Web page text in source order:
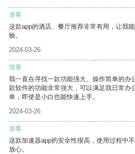
游客
这款app的酒店、餐厅推荐非常有用，让我
验。
2024-03-26
游客
我一直在寻找一款功能强大、操作简单的办
款软件的功能非常强大，可以满足我日常办
单，即使是小白也能快速上手。
2024-03-26
游客
这款加速器app的安全性很高，使用过程中
放心。